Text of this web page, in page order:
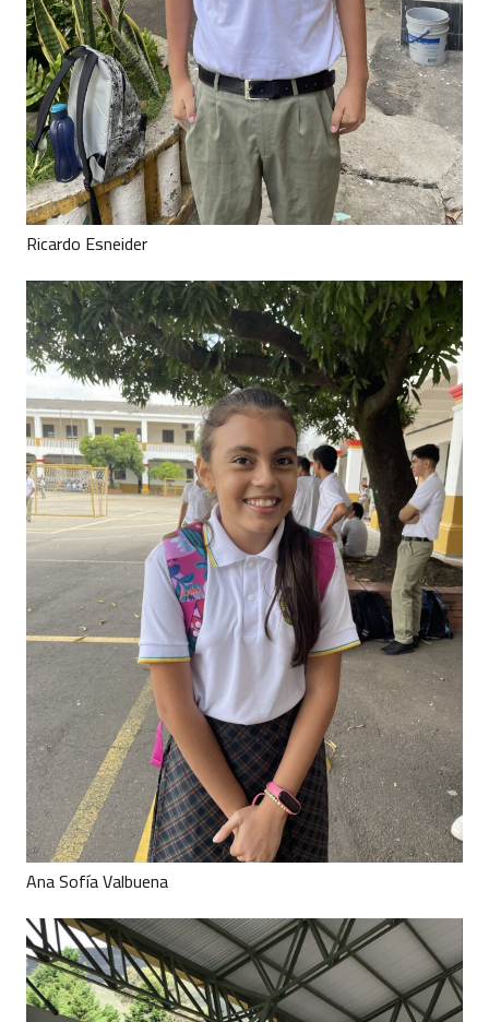
Ricardo Esneider
Ana Sofía Valbuena